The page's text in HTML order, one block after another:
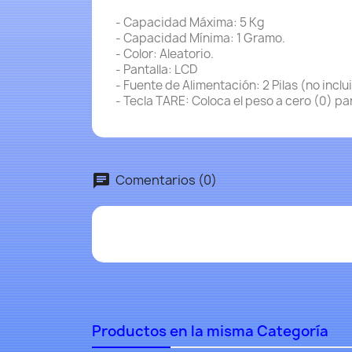
- Capacidad Máxima: 5 Kg
- Capacidad Mínima: 1 Gramo.
- Color: Aleatorio.
- Pantalla: LCD
- Fuente de Alimentación: 2 Pilas (no
- Tecla TARE: Coloca el peso a cero (0)
Comentarios (0)
Productos en la misma Categoría